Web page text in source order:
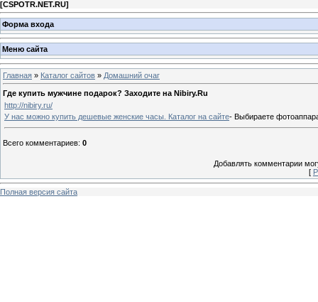
[CSPOTR.NET.RU]
Форма входа
Меню сайта
Главная » Каталог сайтов » Домашний очаг
Где купить мужчине подарок? Заходите на Nibiry.Ru
http://nibiry.ru/
У нас можно купить дешевые женские часы. Каталог на сайте- Выбираете
Всего комментариев: 0
Добавлять комментарии
[
Полная версия сайта